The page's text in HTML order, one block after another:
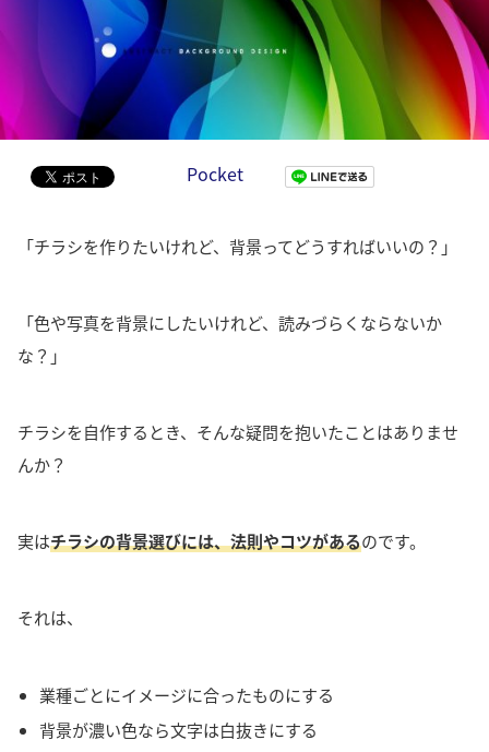
Pocket
「チラシを作りたいけれど、背景ってどうすればいいの？」
「色や写真を背景にしたいけれど、読みづらくならないか
な？」
チラシを自作するとき、そんな疑問を抱いたことはありませ
んか？
実はチラシの背景選びには、法則やコツがあるのです。
それは、
業種ごとにイメージに合ったものにする
背景が濃い色なら文字は白抜きにする